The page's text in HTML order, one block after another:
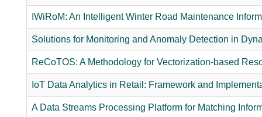
IWiRoM: An Intelligent Winter Road Maintenance
Solutions for Monitoring and Anomaly Detection in
ReCoTOS: A Methodology for Vectorization-based
IoT Data Analytics in Retail: Framework and
A Data Streams Processing Platform for Matching